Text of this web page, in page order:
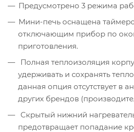
Предусмотрено 3 режима
Мини-печь оснащена
отключающим прибор по
приготовления.
Полная теплоизоляция
удерживать и сохранять
данная опция отсутствует в
других брендов
Скрытый нижний
предотвращает попадание